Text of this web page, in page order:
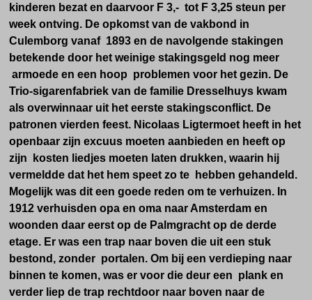
kinderen bezat en daarvoor F 3,- tot F 3,25 steun per
week ontving. De opkomst van de vakbond in
Culemborg vanaf 1893 en de navolgende stakingen
betekende door het weinige stakingsgeld nog meer
armoede en een hoop problemen voor het gezin. De
Trio-sigarenfabriek van de familie Dresselhuys kwam
als overwinnaar uit het eerste stakingsconflict. De
patronen vierden feest. Nicolaas Ligtermoet heeft in het
openbaar zijn excuus moeten aanbieden en heeft op
zijn kosten liedjes moeten laten drukken, waarin hij
vermeldde dat het hem speet zo te hebben gehandeld.
Mogelijk was dit een goede reden om te verhuizen. In
1912 verhuisden opa en oma naar Amsterdam en
woonden daar eerst op de Palmgracht op de derde
etage. Er was een trap naar boven die uit een stuk
bestond, zonder portalen. Om bij een verdieping naar
binnen te komen, was er voor die deur een plank en
verder liep de trap rechtdoor naar boven naar de